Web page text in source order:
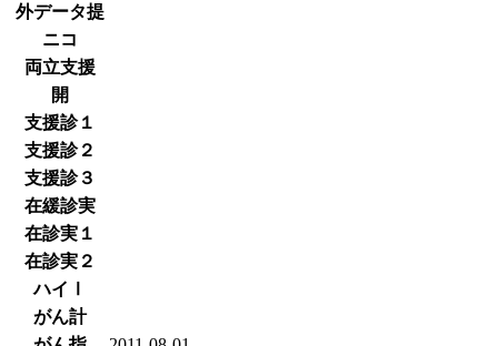
外データ提
ニコ
両立支援
開
支援診１
支援診２
支援診３
在緩診実
在診実１
在診実２
ハイⅠ
がん計